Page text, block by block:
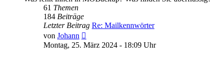
61 Themen
184 Beiträge
Letzter Beitrag Re: Mailkennwörter
von Johann
Beitrag
Montag, 25. März 2024 - 18:09 Uhr